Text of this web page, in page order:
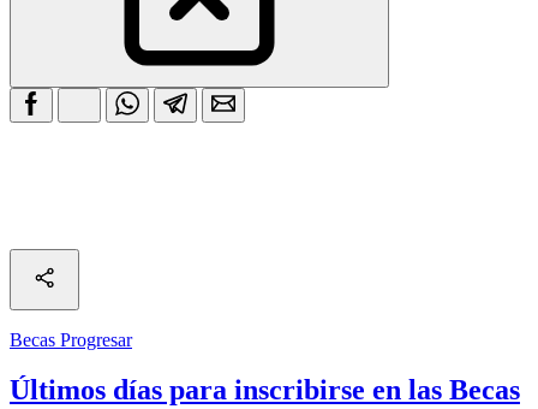
Becas Progresar
Últimos días para inscribirse en las Becas